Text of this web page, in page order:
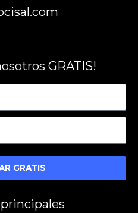
GRATIS!
GRATIS